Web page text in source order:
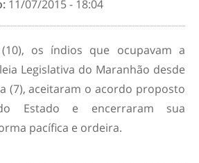
11/07/2015 - 18:04
os índios que ocupavam a
Legislativa do Maranhão desde
(7), aceitaram o acordo proposto
Estado e encerraram sua
pacífica e ordeira.